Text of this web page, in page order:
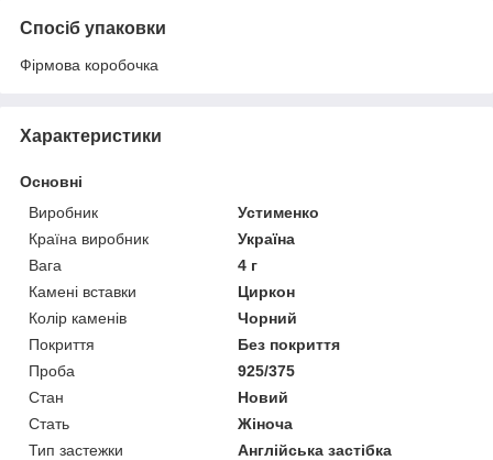
Спосіб упаковки
Фірмова коробочка
Характеристики
Основні
Виробник
Устименко
Країна виробник
Україна
Вага
4 г
Камені вставки
Циркон
Колір каменів
Чорний
Покриття
Без покриття
Проба
925/375
Стан
Новий
Стать
Жіноча
Тип застежки
Англійська застібка